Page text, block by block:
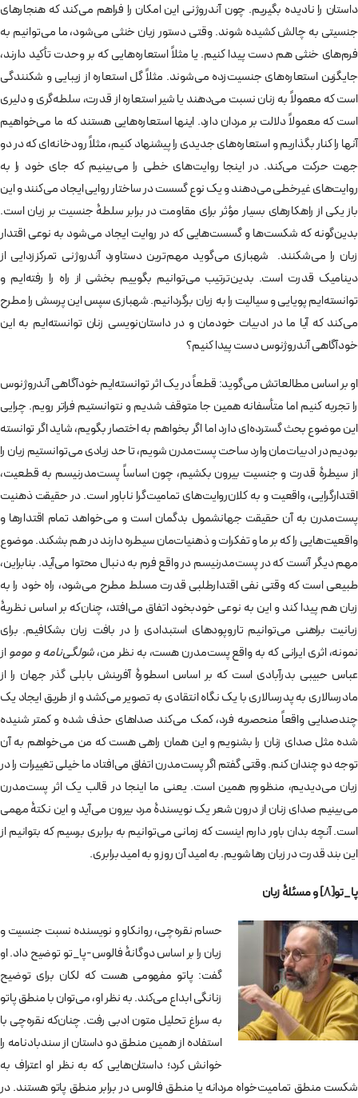
داستان را نادیده بگیریم. چون آندروژنی این امکان را فراهم می‌کند که هنجارهای
جنسیتی به چالش کشیده شوند. وقتی دستور زبان خنثی می‌شود، ما می‌توانیم به
فرم‌های خنثی هم دست پیدا کنیم. یا مثلاً استعاره‌هایی که بر وحدت تأکید دارند،
جایگزین استعاره‌های جنسیت‌زده می‌شوند. مثلاً گل استعاره از زیبایی و شکنندگی
است که معمولاً به زنان نسبت می‌دهند یا شیر استعاره از قدرت، سلطه‌گری و دلیری
است که معمولاً دلالت بر مردان دارد. اینها استعاره‌هایی هستند که ما می‌خواهیم
آنها را کنار بگذاریم و استعاره‌های جدیدی را پیشنهاد کنیم، مثلاً رودخانه‌ای که در دو
جهت حرکت می‌کند. در اینجا روایت‌های خطی را می‌بینیم که جای خود را به
روایت‌های غیرخطی می‌دهند و یک نوع گسست در ساختار روایی ایجاد می‌کنند و این
باز یکی از راهکارهای بسیار مؤثر برای مقاومت در برابر سلطۀ جنسیت بر زبان است.
بدین‌گونه که شکست‌ها و گسست‌هایی که در روایت ایجاد می‌شود به نوعی اقتدار
زبان را می‌شکنند. شهبازی می‌گوید مهم‌ترین دستاورد آندروژنی تمرکززدایی از
دینامیک قدرت است. بدین‌ترتیب می‌توانیم بگوییم بخشی از راه را رفته‌ایم و
توانسته‌ایم پویایی و سیالیت را به زبان برگردانیم. شهبازی سپس این پرسش را مطرح
می‌کند که آیا ما در ادبیات خودمان و در داستان‌نویسی زنان توانسته‌ایم به این
خودآگاهی آندروژنوس دست پیدا کنیم؟
او بر اساس مطالعاتش می‌گوید: قطعاً در یک اثر توانسته‌ایم خودآگاهی آندروژنوس
را تجربه کنیم اما متأسفانه همین جا متوقف شدیم و نتوانستیم فراتر رویم. چرایی
این موضوع بحث گسترده‌ای دارد اما اگر بخواهم به اختصار بگویم، شاید اگر توانسته
بودیم در ادبیات‌مان وارد ساحت پست‌مدرن شویم، تا حد زیادی می‌توانستیم زبان را
از سیطرۀ قدرت و جنسیت بیرون بکشیم، چون اساساً پست‌مدرنیسم به قطعیت،
اقتدارگرایی، واقعیت و به کلان‌روایت‌های تمامیت‌گرا ناباور است. در حقیقت ذهنیت
پست‌مدرن به آن حقیقت جهانشمول بدگمان است و می‌خواهد تمام اقتدارها و
واقعیت‌هایی را که بر ما و تفکرات و ذهنیات‌مان سیطره دارند در هم بشکند. موضوع
مهم دیگر آنست که در پست‌مدرنیسم در واقع فرم به دنبال محتوا می‌آید. بنابراین،
طبیعی است که وقتی نفی اقتدارطلبی قدرت مسلط مطرح می‌شود، راه خود را به
زبان هم پیدا کند و این به نوعی خودبخود اتفاق می‌افتد، چنان‌که بر اساس نظریۀ
زبانیت براهنی می‌توانیم تاروپودهای استبدادی را در بافت زبان بشکافیم. برای
نمونه، اثری ایرانی که به واقع پست‌مدرن هست، به نظر من،شولگی‌نامه و مومواز
عباس حبیبی بدرآبادی است که بر اساس اسطورۀ آفرینش بابلی گذر جهان را از
مادرسالاری به پدرسالاری با یک نگاه انتقادی به تصویر می‌کشد و از طریق ایجاد یک
چندصدایی واقعاً منحصربه فرد، کمک می‌کند صداهای حذف شده و کمتر شنیده
شده مثل صدای زنان را بشنویم و این همان راهی هست که من می‌خواهم به آن
توجه دو چندان کنم. وقتی گفتم اگر پست‌مدرن اتفاق می‌افتاد ما خیلی تغییرات را در
زبان می‌دیدیم، منظورم همین است. یعنی ما اینجا در قالب یک اثر پست‌مدرن
می‌بینیم صدای زنان از درون شعر یک نویسندۀ مرد بیرون می‌آید و این نکتۀ مهمی
است. آنچه بدان باور دارم اینست که زمانی می‌توانیم به برابری برسیم که بتوانیم از
این بند قدرت در زبان رها شویم. به امید آن روز و به امید برابری.
پا_تو[8] و مسئلۀ زبان
حسام نقره‌چی، روانکاو و نویسنده نسبت جنسیت و
زبان را بر اساس دوگانۀ فالوس-پا_تو توضیح داد. او
گفت: پاتو مفهومی هست که لکان برای توضیح
زنانگی ابداع می‌کند. به نظر او، می‌توان با منطق پاتو
به سراغ تحلیل متون ادبی رفت. چنان‌که نقره‌چی با
استفاده از همین منطق دو داستان از سندبادنامه را
خوانش کرد؛ داستان‌هایی که به نظر او اعتراف به
شکست منطق تمامیت‌خواه مردانه یا منطق فالوس در برابر منطق پاتو هستند. در